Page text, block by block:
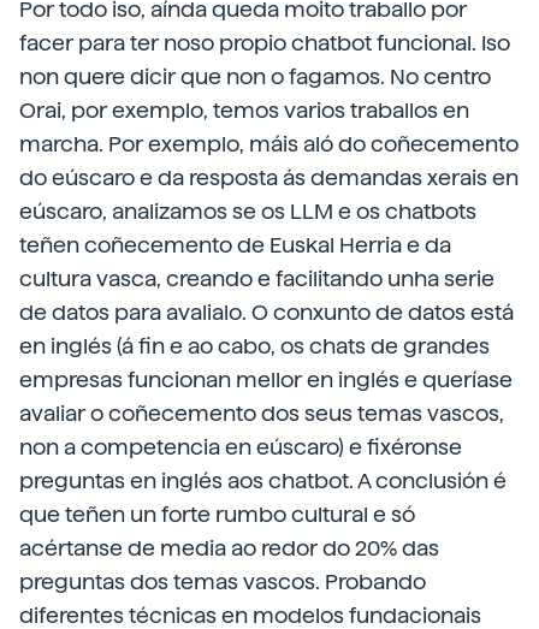
Por todo iso, aínda queda moito traballo por
facer para ter noso propio chatbot funcional. Iso
non quere dicir que non o fagamos. No centro
Orai, por exemplo, temos varios traballos en
marcha. Por exemplo, máis aló do coñecemento
do eúscaro e da resposta ás demandas xerais en
eúscaro, analizamos se os LLM e os chatbots
teñen coñecemento de Euskal Herria e da
cultura vasca, creando e facilitando unha serie
de datos para avalialo. O conxunto de datos está
en inglés (á fin e ao cabo, os chats de grandes
empresas funcionan mellor en inglés e queríase
avaliar o coñecemento dos seus temas vascos,
non a competencia en eúscaro) e fixéronse
preguntas en inglés aos chatbot. A conclusión é
que teñen un forte rumbo cultural e só
acértanse de media ao redor do 20% das
preguntas dos temas vascos. Probando
diferentes técnicas en modelos fundacionais